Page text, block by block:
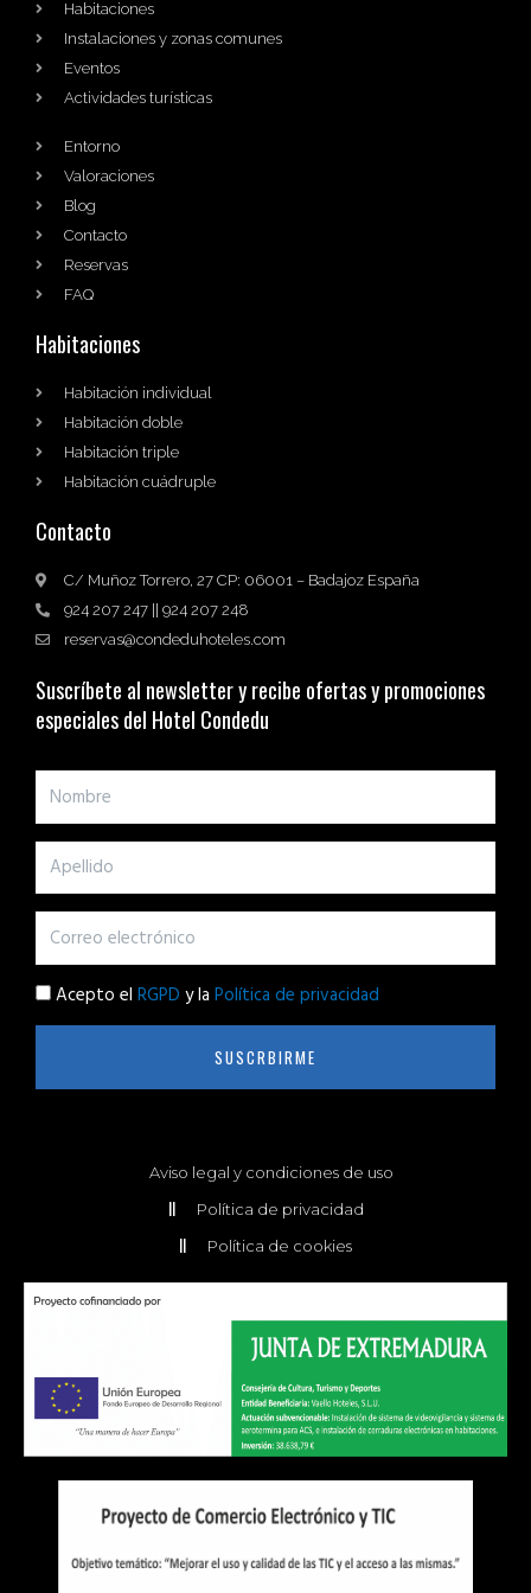
Habitaciones
Instalaciones y zonas comunes
Eventos
Actividades turísticas
Entorno
Valoraciones
Blog
Contacto
Reservas
FAQ
Habitaciones
Habitación individual
Habitación doble
Habitación triple
Habitación cuádruple
Contacto
C/ Muñoz Torrero, 27 CP: 06001 – Badajoz España
924 207 247 || 924 207 248
reservas@condeduhoteles.com
Suscríbete al newsletter y recibe ofertas y promociones
especiales del Hotel Condedu
Acepto el RGPD y la Política de privacidad
SUSCRBIRME
Aviso legal y condiciones de uso
Política de privacidad
Política de cookies